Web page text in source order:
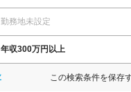
勤務地未設定
年収300万円以上
この検索条件を保存